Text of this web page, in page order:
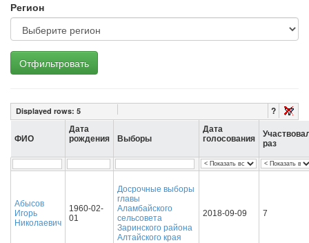
Регион
Отфильтровать
Displayed rows: 5 ?
ФИО
Дата
рождения
Выборы
Дата
голосования
раз
Абысов
Игорь
Николаевич
1960-02-
01
Досрочные выборы
главы
Аламбайского
сельсовета
Заринского района
Алтайского края
2018-09-09 7